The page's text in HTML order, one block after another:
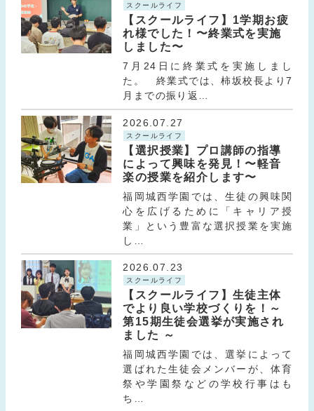
スクールライフ
【スクールライフ】1学期お疲
れ様でした！〜終業式を実施
しました〜
7月24日に終業式を実施しまし
た。 終業式では、柿坂校長より7
月までの振り返…
2026.07.27
スクールライフ
【選択授業】プロ講師の指導
によって興味を発見！〜軽音
楽の授業を紹介します〜
福岡城西学園では、生徒の興味関
心を広げるために「キャリア授
業」という豊富な選択授業を実施
し…
2026.07.23
スクールライフ
【スクールライフ】生徒主体
でより良い学校づくりを！～
第15期生徒会選挙が実施され
ました ～
福岡城西学園では、選挙によって
選ばれた生徒会メンバーが、体育
祭や学園祭などの学校行事はも
ち…